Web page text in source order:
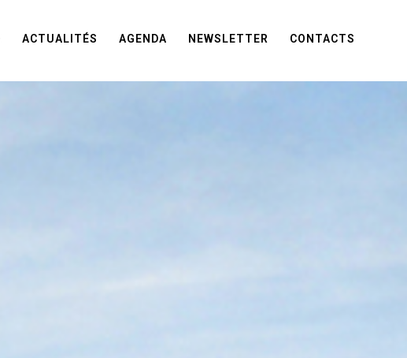
ACTUALITÉS AGENDA NEWSLETTER CONTACTS